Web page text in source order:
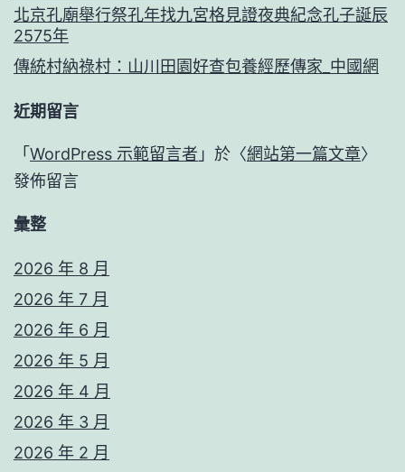
北京孔廟舉行祭孔年找九宮格見證夜典紀念孔子誕辰
2575年
傳統村納祿村：山川田園好查包養經歷傳家_中國網
近期留言
「 WordPress 示範留言者 」於〈網站第一篇文章〉
發佈留言
彙整
2026 年 8 月
2026 年 7 月
2026 年 6 月
2026 年 5 月
2026 年 4 月
2026 年 3 月
2026 年 2 月